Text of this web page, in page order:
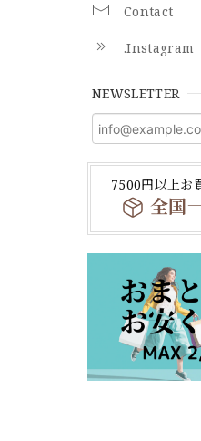
Contact
.Instagram
NEWSLETTER
7500円以上お
全国